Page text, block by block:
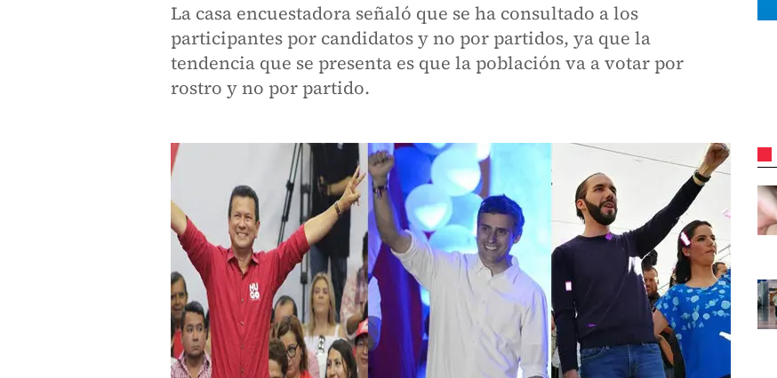
La casa encuestadora señaló que se ha consultado a los
participantes por candidatos y no por partidos, ya que la
tendencia que se presenta es que la población va a votar por
rostro y no por partido.